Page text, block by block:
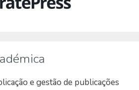
e gestão de publicações